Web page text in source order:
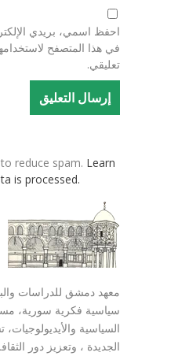
احفظ اسمي، بريدي
في هذا المتصفح
تعليقي.
reduce spam. Learn
is processed.
معهد دمشق للدراسات
سياسية فكرية سورية،
السياسية
الجديدة ، وتعزيز دور